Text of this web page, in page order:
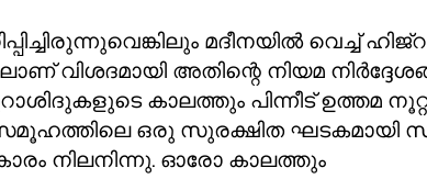
മദീനയിൽ വെച്ച്
വിശദമായി അതിന്റെ നിയമ
കാലത്തും പിന്നീട് ഉത്തമ
ഒരു സുരക്ഷിത ഘടകമായി
നിലനിന്നു. ഓരോ കാലത്തും